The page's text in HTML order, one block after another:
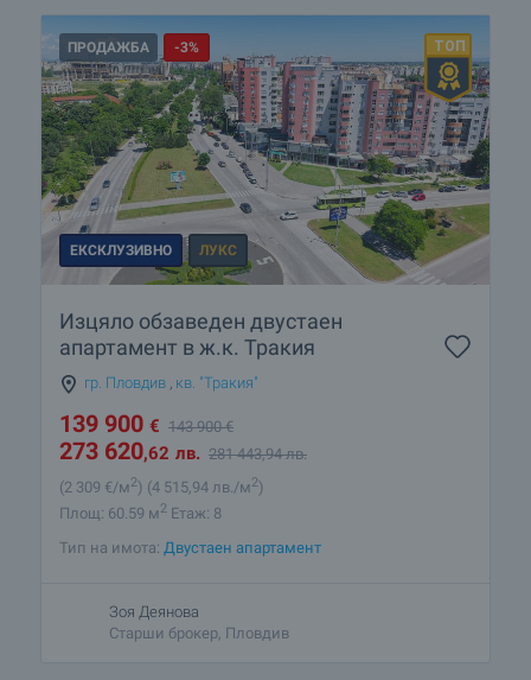
ПРОДАЖБА -3%
ЕКСКЛУЗИВНО ЛУКС
Изцяло обзаведен двустаен
апартамент в ж.к. Тракия
гр. Пловдив , кв. "Тракия"
139 900 € 143 900€
273 620,62 лв. 281 443,94 лв.
(2 309 €/м2) (4 515,94 лв./м2)
Площ: 60.59 м2 Етаж: 8
Тип на имота: Двустаен апартамент
Зоя Деянова
Старши брокер, Пловдив